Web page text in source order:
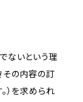
ないという理
その内容の訂
）を求められ